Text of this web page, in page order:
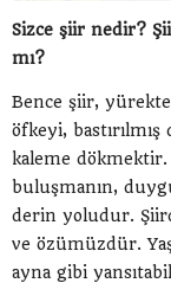
Sizce şiir nedir?
mı?
Bence şiir, yürekte
öfkeyi,
kaleme dökmektir.
buluşmanın,
derin yoludur.
ve özümüzdür.
ayna gibi